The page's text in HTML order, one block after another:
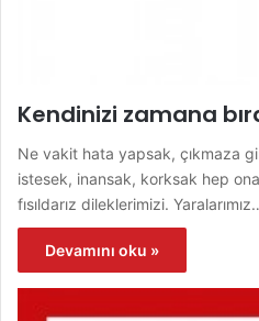
Kendinizi zamana
Ne vakit hata yapsak, çıkmaza
istesek, inansak, korksak hep ona
fısıldarız dileklerimizi.
Devamını oku »